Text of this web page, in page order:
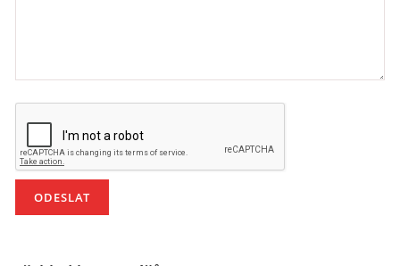
VÝTVARNÉ AKTIVITY - LÉTO
VÝTVARNÉ AKTIVITY - PODZIM